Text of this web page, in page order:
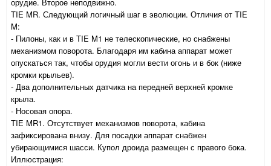
орудие. Второе неподвижно.
TIE MR. Следующий логичный шаг в эволюции. Отличия от TIE
M:
- Пилоны, как и в TIE M1 не телескопические, но снабжены
механизмом поворота. Благодаря им кабина аппарат может
опускаться так, чтобы орудия могли вести огонь и в бок (ниже
кромки крыльев).
- Два дополнительных датчика на передней верхней кромке
крыла.
- Носовая опора.
TIE MR1. Отсутствует механизмов поворота, кабина
зафиксирована внизу. Для посадки аппарат снабжен
убирающимися шасси. Купол дроида размещен с правого бока.
Иллюстрация: